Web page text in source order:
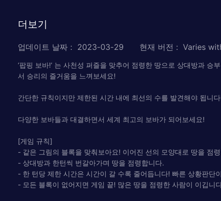
더보기
업데이트 날짜 : 2023-03-29 현재 버전 : Varies
‘팝핑 보바!’ 는 사천성 퍼즐을 맞추어 점령한 땅으로 상대방과
서 승리의 즐거움을 느껴보세요!
간단한 규칙이지만 제한된 시간 내에 최선의 수를 발견해야 됩니
다양한 보바들과 대결하면서 세계 최고의 보바가 되어보세요!
[게임 규칙]
- 같은 그림의 블록을 맞춰보아요! 이어진 선의 모양대로 땅을 점
- 상대방과 한턴씩 번갈아가며 땅을 점령합니다.
- 한 턴당 제한 시간은 시간이 갈 수록 줄어듭니다! 빠른 상황판단
- 모든 블록이 없어지면 게임 끝! 많은 땅을 점령한 사람이 이깁니